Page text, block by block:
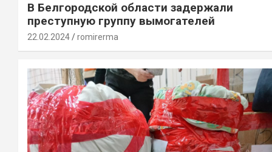
В Белгородской области задержали
преступную группу вымогателей
22.02.2024 romirerma